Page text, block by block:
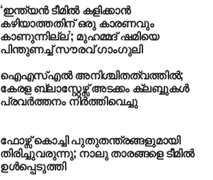
‘ഇന്ത്യന്‍ ടീമില്‍ കളിക്കാന്‍
കഴിയാത്തതിന് ഒരു കാരണവും
കാണുന്നില്ല’; മുഹമ്മദ് ഷമിയെ
പിന്തുണച്ച് സൗരവ് ഗാംഗുലി
ഐഎസ്എല്‍ അനിശ്ചിതത്വത്തില്‍;
കേരള ബ്ലാസ്റ്റേഴ്സ് അടക്കം ക്ലബ്ബുകള്‍
പ്രവര്‍ത്തനം നിര്‍ത്തിവെച്ചു
ഫോഴ്സ് കൊച്ചി പുതുതന്ത്രങ്ങളുമായി
തിരിച്ചുവരുന്നു; നാലു താരങ്ങളെ ടീമില്‍
ഉള്‍പ്പെടുത്തി